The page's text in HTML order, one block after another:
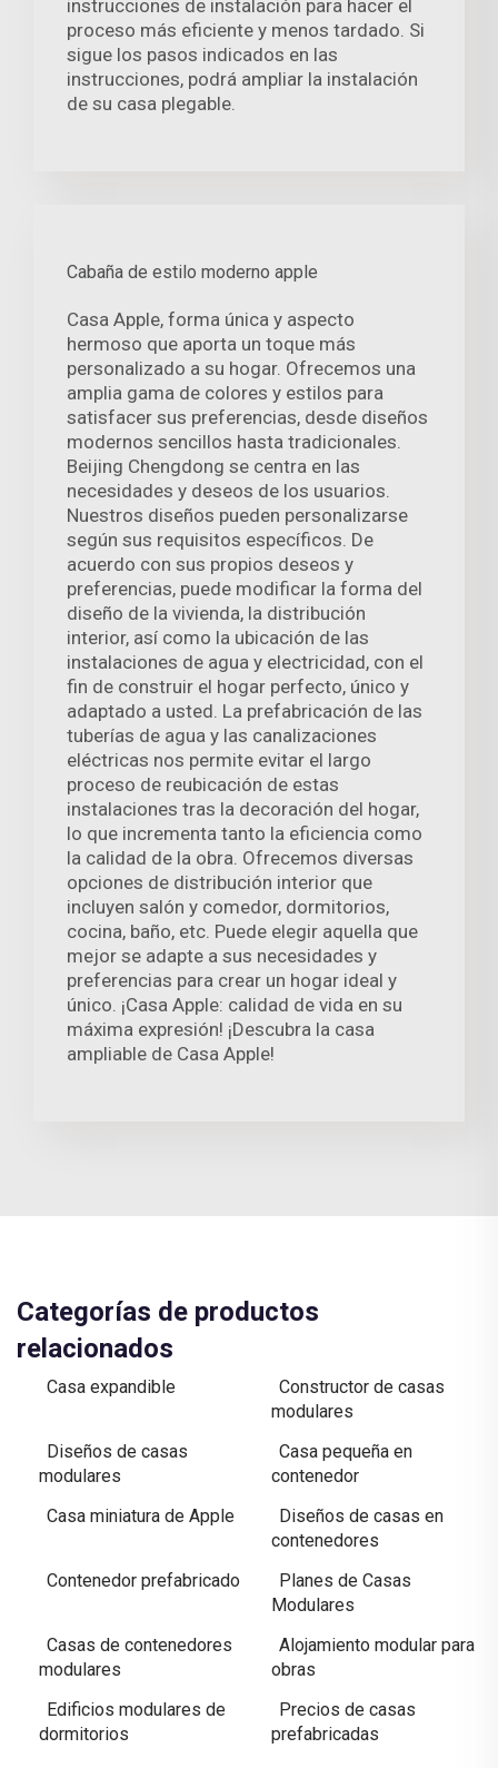
instrucciones de instalación para hacer el
proceso más eficiente y menos tardado. Si
sigue los pasos indicados en las
instrucciones, podrá ampliar la instalación
de su casa plegable.
Cabaña de estilo moderno apple
Casa Apple, forma única y aspecto
hermoso que aporta un toque más
personalizado a su hogar. Ofrecemos una
amplia gama de colores y estilos para
satisfacer sus preferencias, desde diseños
modernos sencillos hasta tradicionales.
Beijing Chengdong se centra en las
necesidades y deseos de los usuarios.
Nuestros diseños pueden personalizarse
según sus requisitos específicos. De
acuerdo con sus propios deseos y
preferencias, puede modificar la forma del
diseño de la vivienda, la distribución
interior, así como la ubicación de las
instalaciones de agua y electricidad, con el
fin de construir el hogar perfecto, único y
adaptado a usted. La prefabricación de las
tuberías de agua y las canalizaciones
eléctricas nos permite evitar el largo
proceso de reubicación de estas
instalaciones tras la decoración del hogar,
lo que incrementa tanto la eficiencia como
la calidad de la obra. Ofrecemos diversas
opciones de distribución interior que
incluyen salón y comedor, dormitorios,
cocina, baño, etc. Puede elegir aquella que
mejor se adapte a sus necesidades y
preferencias para crear un hogar ideal y
único. ¡Casa Apple: calidad de vida en su
máxima expresión! ¡Descubra la casa
ampliable de Casa Apple!
Categorías de productos
relacionados
Casa expandible
Constructor de casas
modulares
Diseños de casas
modulares
Casa pequeña en
contenedor
Casa miniatura de Apple
Diseños de casas en
contenedores
Contenedor prefabricado
Planes de Casas
Modulares
Casas de contenedores
modulares
Alojamiento modular para
obras
Edificios modulares de
dormitorios
Precios de casas
prefabricadas